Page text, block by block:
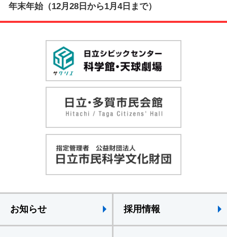
年末年始（12月28日から1月4日まで）
お知らせ 採用情報